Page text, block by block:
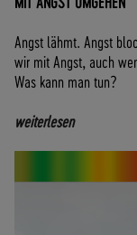
Angst lähmt. Angst
wir mit Angst, auch
Was kann man tun?
weiterlesen